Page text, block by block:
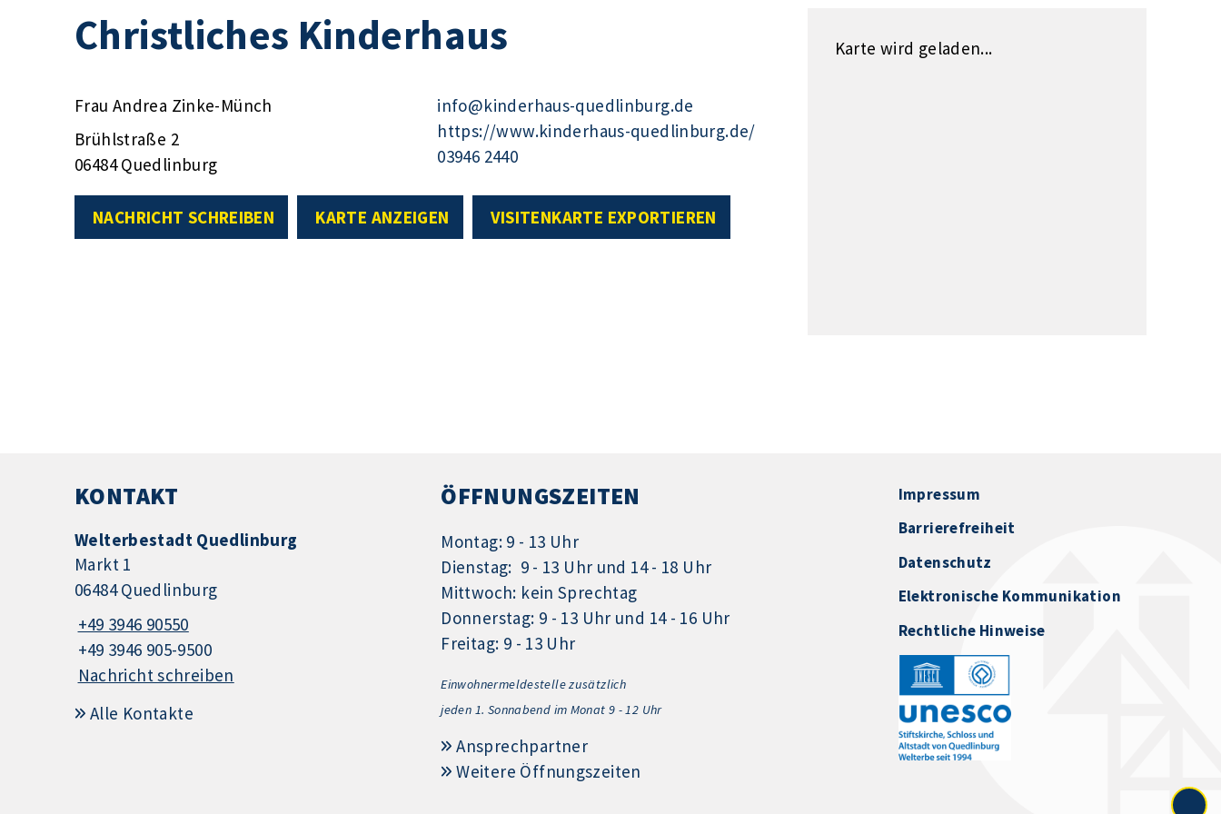
Christliches Kinderhaus
Frau Andrea Zinke-Münch
Brühlstraße 2
06484 Quedlinburg
info@kinderhaus-quedlinburg.de
https://www.kinderhaus-quedlinburg.de/
03946 2440
NACHRICHT SCHREIBEN KARTE ANZEIGEN VISITENKARTE EXPORTIEREN
Karte wird geladen...
KONTAKT
Welterbestadt Quedlinburg
Markt 1
06484 Quedlinburg
+49 3946 90550
+49 3946 905-9500
Nachricht schreiben
Alle Kontakte
ÖFFNUNGSZEITEN
Montag: 9 - 13 Uhr
Dienstag: 9 - 13 Uhr und 14 - 18 Uhr
Mittwoch: kein Sprechtag
Donnerstag: 9 - 13 Uhr und 14 - 16 Uhr
Freitag: 9 - 13 Uhr
Einwohnermeldestelle zusätzlich
jeden 1. Sonnabend im Monat 9 - 12 Uhr
Ansprechpartner
Weitere Öffnungszeiten
Impressum
Barrierefreiheit
Datenschutz
Elektronische Kommunikation
Rechtliche Hinweise